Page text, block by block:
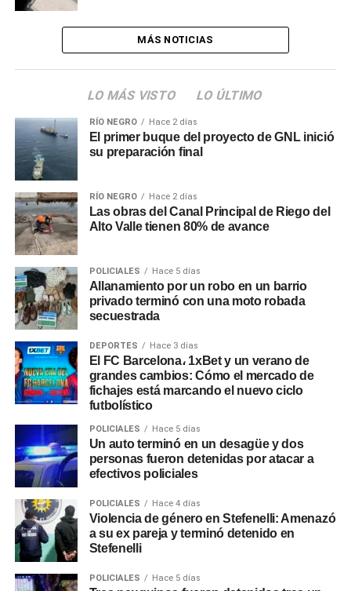
MÁS NOTICIAS
LO MÁS VISTO LO ÚLTIMO
RÍO NEGRO Hace 2 días
El primer buque del proyecto de GNL inició
su preparación final
RÍO NEGRO Hace 2 días
Las obras del Canal Principal de Riego del
Alto Valle tienen 80% de avance
POLICIALES Hace 5 días
Allanamiento por un robo en un barrio
privado terminó con una moto robada
secuestrada
DEPORTES Hace 3 días
El FC Barcelona، 1xBet y un verano de
grandes cambios: Cómo el mercado de
fichajes está marcando el nuevo ciclo
futbolístico
POLICIALES Hace 5 días
Un auto terminó en un desagüe y dos
personas fueron detenidas por atacar a
efectivos policiales
POLICIALES Hace 4 días
Violencia de género en Stefenelli: Amenazó
a su ex pareja y terminó detenido en
Stefenelli
POLICIALES Hace 5 días